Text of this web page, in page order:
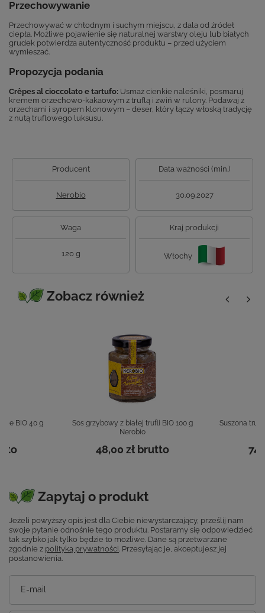
Przechowywanie
Przechowywać w chłodnym i suchym miejscu, z dala od źródeł
ciepła. Możliwe pojawienie się naturalnej warstwy oleju lub białych
grudek potwierdza autentyczność produktu – przed użyciem
wymieszać.
Propozycja podania
Crêpes al cioccolato e tartufo: Usmaż cienkie naleśniki, posmaruj
kremem orzechowo-kakaowym z truflą i zwiń w rulony. Podawaj z
orzechami i syropem klonowym – deser, który łączy włoską tradycję
z nutą truflowego luksusu.
Producent
Nerobio
Data ważności (min.)
30.09.2027
Waga
120 g
Kraj produkcji
Włochy
Zobacz również
BIO 40 g
Sos grzybowy z białej trufli BIO 100 g
Nerobio
48,00 zł brutto
Suszona
Zapytaj o produkt
Jeżeli powyższy opis jest dla Ciebie niewystarczający, prześlij nam
swoje pytanie odnośnie tego produktu. Postaramy się odpowiedzieć
tak szybko jak tylko będzie to możliwe. Dane są przetwarzane
zgodnie z polityką prywatności. Przesyłając je, akceptujesz jej
postanowienia.
E-mail